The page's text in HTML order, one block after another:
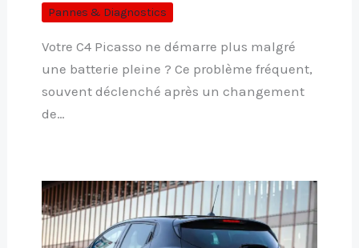
Pannes & Diagnostics
Votre C4 Picasso ne démarre plus malgré
une batterie pleine ? Ce problème fréquent,
souvent déclenché après un changement
de…